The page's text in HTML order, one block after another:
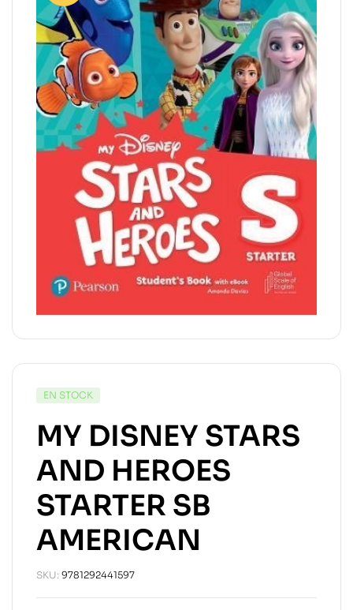
EN STOCK
MY DISNEY STARS
AND HEROES
STARTER SB
AMERICAN
SKU: 9781292441597